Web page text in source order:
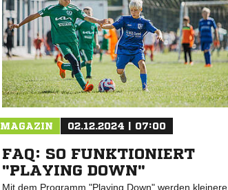
MAGAZIN 02.12.2024 | 07:00
FAQ: SO FUNKTIONIERT
"PLAYING DOWN"
Mit dem Programm "Playing Down" werden kleinere